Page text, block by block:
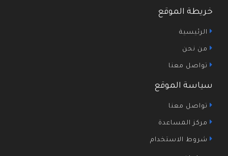
خريطة الموقع
الرئيسية
من نحن
تواصل معنا
سياسة الموقع
تواصل معنا
مركز المساعدة
شروط الاستخدام